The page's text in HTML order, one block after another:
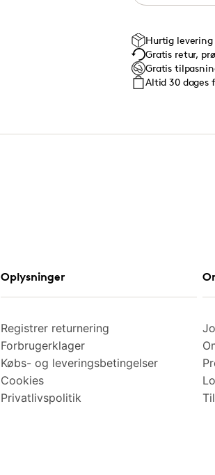
Hurtig levering
Gratis retur,
Gratis
Altid 30 dages
Oplysninger
Registrer returnering
Forbrugerklager
Købs- og leveringsbetingelser
Cookies
Privatlivspolitik